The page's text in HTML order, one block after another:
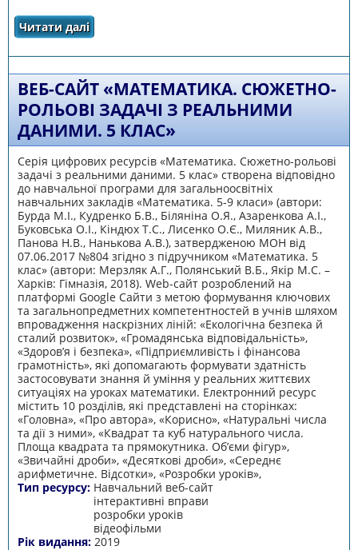
Читати далі
узагальнення і систематизації знань учнів
ВЕБ-САЙТ «МАТЕМАТИКА. СЮЖЕТНО-
РОЛЬОВІ ЗАДАЧІ З РЕАЛЬНИМИ
ДАНИМИ. 5 КЛАС»
Серія цифрових ресурсів «Математика. Сюжетно-рольові
задачі з реальними даними. 5 клас» створена відповідно
до навчальної програми для загальноосвітніх
навчальних закладів «Математика. 5-9 класи» (автори:
Бурда М.І., Кудренко Б.В., Біляніна О.Я., Азаренкова А.І.,
Буковська О.І., Кіндюх Т.С., Лисенко О.Є., Миляник А.В.,
Панова Н.В., Нанькова А.В.), затвердженою МОН від
07.06.2017 №804 згідно з підручником «Математика. 5
клас» (автори: Мерзляк А.Г., Полянський В.Б., Якір М.С. –
Харків: Гімназія, 2018). Web-cайт розроблений на
платформі Google Сайти з метою формування ключових
та загальнопредметних компетентностей в учнів шляхом
впровадження наскрізних ліній: «Екологічна безпека й
сталий розвиток», «Громадянська відповідальність»,
«Здоров’я і безпека», «Підприємливість і фінансова
грамотність», які допомагають формувати здатність
застосовувати знання й уміння у реальних життєвих
ситуаціях на уроках математики. Електронний ресурс
містить 10 розділів, які представлені на сторінках:
«Головна», «Про автора», «Корисно», «Натуральні числа
та дії з ними», «Квадрат та куб натурального числа.
Площа квадрата та прямокутника. Об’єми фігур»,
«Звичайні дроби», «Десяткові дроби», «Середнє
арифметичне. Відсотки», «Розробки уроків»,
Тип ресурсу: Навчальний веб-сайт
інтерактивні вправи
розробки уроків
відеофільми
Рік видання: 2019